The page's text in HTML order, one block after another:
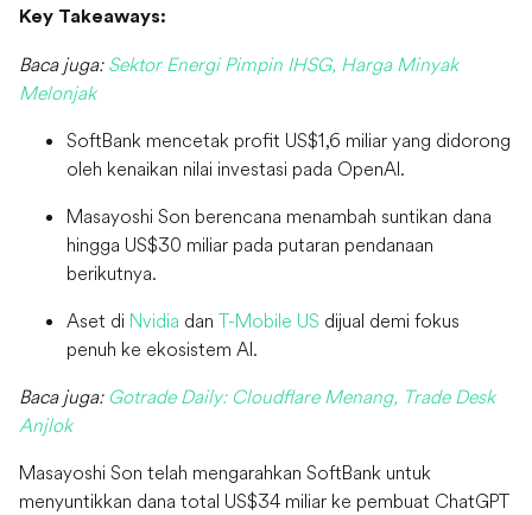
Key Takeaways:
Baca juga: Sektor Energi Pimpin IHSG, Harga Minyak
Melonjak
SoftBank mencetak profit US$1,6 miliar yang didorong
oleh kenaikan nilai investasi pada OpenAI.
Masayoshi Son berencana menambah suntikan dana
hingga US$30 miliar pada putaran pendanaan
berikutnya.
Aset di Nvidia dan T-Mobile US dijual demi fokus
penuh ke ekosistem AI.
Baca juga: Gotrade Daily: Cloudflare Menang, Trade Desk
Anjlok
Masayoshi Son telah mengarahkan SoftBank untuk
menyuntikkan dana total US$34 miliar ke pembuat ChatGPT